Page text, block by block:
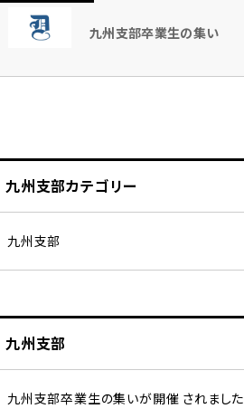
九州支部卒業生の集い
九州支部カテゴリー
九州支部
九州支部
九州支部卒業生の集いが開催 されました